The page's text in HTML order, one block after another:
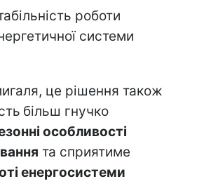
роботи
системи
це рішення також
більш гнучко
особливості
та сприятиме
енергосистеми